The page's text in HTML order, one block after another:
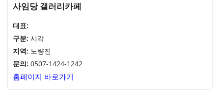
사임당 갤러리카페
대표:
구분: 시각
지역: 노량진
문의: 0507-1424-1242
홈페이지 바로가기